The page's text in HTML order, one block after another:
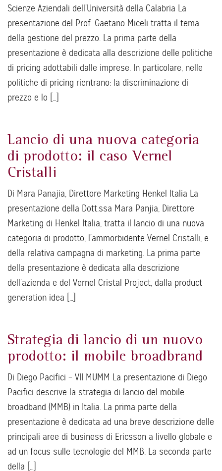
Scienze Aziendali dell’Università della Calabria La
presentazione del Prof. Gaetano Miceli tratta il tema
della gestione del prezzo. La prima parte della
presentazione è dedicata alla descrizione delle politiche
di pricing adottabili dalle imprese. In particolare, nelle
politiche di pricing rientrano: la discriminazione di
prezzo e lo […]
Lancio di una nuova categoria
di prodotto: il caso Vernel
Cristalli
Di Mara Panajia, Direttore Marketing Henkel Italia La
presentazione della Dott.ssa Mara Panjia, Direttore
Marketing di Henkel Italia, tratta il lancio di una nuova
categoria di prodotto, l’ammorbidente Vernel Cristalli, e
della relativa campagna di marketing. La prima parte
della presentazione è dedicata alla descrizione
dell’azienda e del Vernel Cristal Project, dalla product
generation idea […]
Strategia di lancio di un nuovo
prodotto: il mobile broadbrand
Di Diego Pacifici – VII MUMM La presentazione di Diego
Pacifici descrive la strategia di lancio del mobile
broadband (MMB) in Italia. La prima parte della
presentazione è dedicata ad una breve descrizione delle
principali aree di business di Ericsson a livello globale e
ad un focus sulle tecnologie del MMB. La seconda parte
della […]